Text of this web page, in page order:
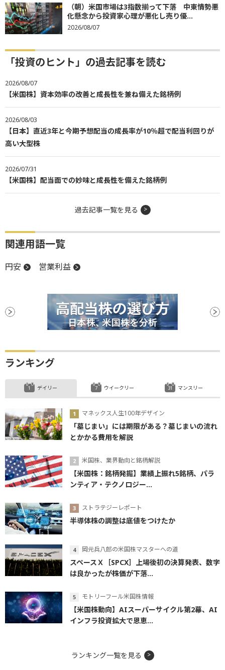
（朝）米国市場は3指数揃って下落 中東情勢悪
化懸念から投資家心理が悪化し売り優...
2026/08/07
「投資のヒント」の過去記事を読む
2026/08/07
【米国株】資本効率の改善と成長性を兼ね備えた銘柄例
2026/08/03
【日本】直近3年と今期予想配当の成長率が10％超で配当利回りが
高い大型株
2026/07/31
【米国株】配当面での妙味と成長性を備えた銘柄例
過去記事一覧を見る
関連用語一覧
円安 営業利益
ランキング
デイリー
マネックス人生100年デザイン
「墓じまい」には期限がある？墓じまいの流れ
とかかる費用を解説
米国株、業界動向と銘柄解説
【米国株：銘柄発掘】業績上振れ5銘柄、パラ
ンティア・テクノロジー...
ストラテジーレポート
半導体株の調整は底値をつけたか
岡元兵八郎の米国株マスターへの道
スペースＸ［SPCX］上場後初の決算発表、数字
は良かったが株価が下落...
モトリーフール米国株情報
【米国株動向】AIスーパーサイクル第2幕、AI
インフラ投資拡大で恩恵...
ウイークリー マンスリー
ランキング一覧を見る